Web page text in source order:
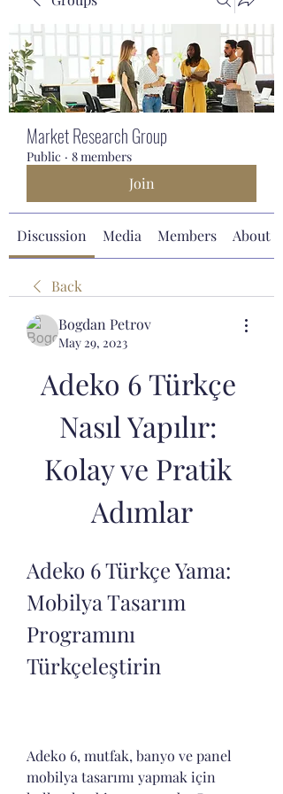
Market Research Group
Public · 8 members
Join
Discussion Media Members About
Back
Bogdan Petrov
May 29, 2023
Adeko 6 Türkçe
Nasıl Yapılır:
Kolay ve Pratik
Adımlar
Adeko 6 Türkçe Yama:
Mobilya Tasarım
Programını
Türkçeleştirin
Adeko 6, mutfak, banyo ve panel
mobilya tasarımı yapmak için